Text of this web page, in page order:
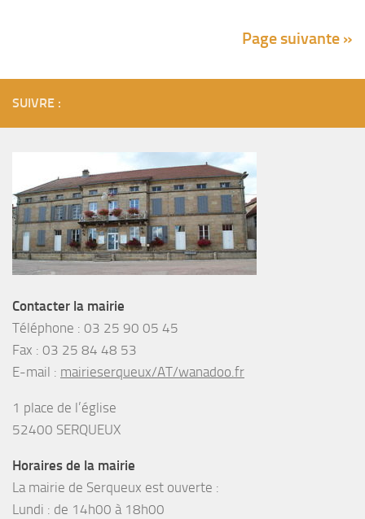
Page suivante »
SUIVRE :
Contacter la mairie
Téléphone : 03 25 90 05 45
Fax : 03 25 84 48 53
E-mail : mairieserqueux/AT/wanadoo.fr
1 place de l’église
52400 SERQUEUX
Horaires de la mairie
La mairie de Serqueux est ouverte :
Lundi : de 14h00 à 18h00